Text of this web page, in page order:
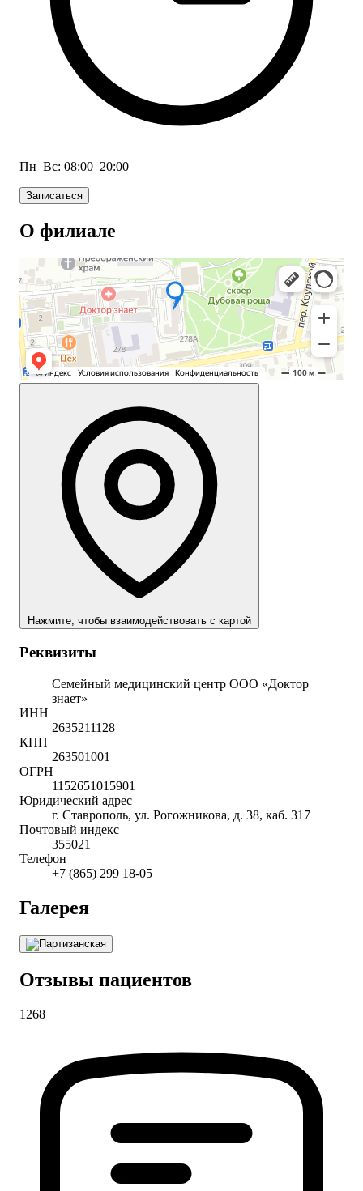
Пн–Вс: 08:00–20:00
Записаться
О филиале
Нажмите, чтобы взаимодействовать с картой
Реквизиты
Семейный медицинский центр ООО «Доктор
знает»
ИНН
2635211128
КПП
263501001
ОГРН
1152651015901
Юридический адрес
г. Ставрополь, ул. Рогожникова, д. 38, каб. 317
Почтовый индекс
355021
Телефон
+7 (865) 299 18-05
Галерея
Отзывы пациентов
1268